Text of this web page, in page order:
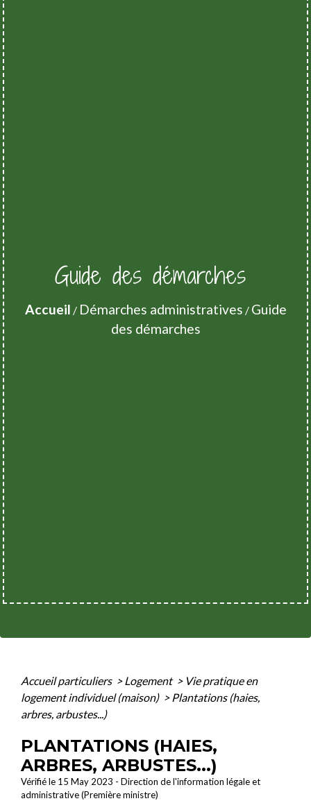
Guide des démarches
Accueil / Démarches administratives / Guide
des démarches
Accueil particuliers > Logement > Vie pratique en
logement individuel (maison) > Plantations (haies,
arbres, arbustes...)
PLANTATIONS (HAIES,
ARBRES, ARBUSTES...)
Vérifié le 15 May 2023 - Direction de l'information légale et
administrative (Première ministre)